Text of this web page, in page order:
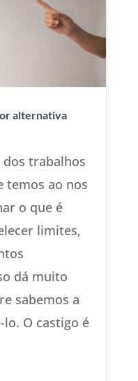
alternativa
dos trabalhos
temos ao nos
o que é
limites,
dá muito
sabemos a
O castigo é